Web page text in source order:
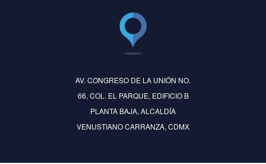
AV. CONGRESO DE LA UNIÓN NO.
66, COL. EL PARQUE, EDIFICIO B
PLANTA BAJA, ALCALDÍA
VENUSTIANO CARRANZA, CDMX